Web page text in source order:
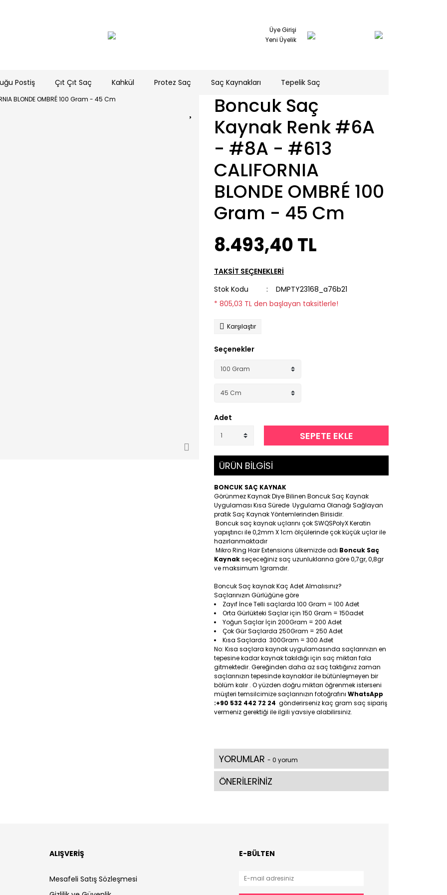
Üye Girişi
Yeni Üyelik
Postiş Çıt Çıt Saç Kahkül Protez Saç Saç Kaynakları Tepelik Saç
Boncuk Saç
Kaynak Renk #6A
- #8A - #613
CALIFORNIA
BLONDE OMBRÉ 100
Gram - 45 Cm
8.493,40 TL
TAKSİT SEÇENEKLERİ
Stok Kodu
DMPTY23168_a76b21
* 805,03 TL den başlayan taksitlerle!
Karşılaştır
Seçenekler
Adet
SEPETE EKLE
ÜRÜN BİLGİSİ
BONCUK SAÇ KAYNAK
Görünmez Kaynak Diye Bilinen Boncuk Saç Kaynak
Uygulaması Kısa Sürede Uygulama Olanağı Sağlayan
pratik Saç Kaynak Yöntemlerinden Birisidir.
Boncuk saç kaynak uçlarını çok SWQSPolyX Keratin
yapıştırıcı ile 0,2mm X 1cm ölçülerinde çok küçük uçlar ile
hazırlanmaktadır
Mikro Ring Hair Extensions ülkemizde adı Boncuk Saç
Kaynakseçeceğiniz saç uzunluklarına göre 0,7gr, 0,8gr
ve maksimum 1gramdır.
Boncuk Saç kaynak Kaç Adet Almalısınız?
Saçlarınızın Gürlüğüne göre
Zayıf İnce Telli saçlarda 100 Gram = 100 Adet
Orta Gürlükteki Saçlar için 150 Gram = 150adet
Yoğun Saçlar İçin 200Gram = 200 Adet
Çok Gür Saçlarda 250Gram = 250 Adet
Kısa Saçlarda 300Gram = 300 Adet
No: Kısa saçlara kaynak uygulamasında saçlarınızın en
tepesine kadar kaynak takıldığı için saç miktarı fala
gitmektedir. Gereğinden daha az saç taktığınız zaman
saçlarınızın tepesinde kaynaklar ile bütünleşmeyen bir
bölüm kalır . O yüzden doğru miktarı öğrenmek isterseni
müşteri temsilcimize saçlarınızın fotoğrafını WhatsApp
:+90 532 442 72 24 gönderirseniz kaç gram saç sipariş
vermeniz gerektiği ile ilgili yavsiye alabilirsiniz.
YORUMLAR - 0 yorum
ÖNERİLERİNİZ
ALIŞVERİŞ
Mesafeli Satış Sözleşmesi
E-BÜLTEN